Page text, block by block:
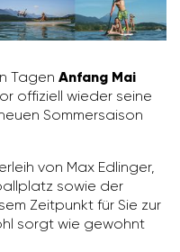
Tagen Anfang Mai
offi­ziell wieder seine
Sommer­saison
von Max Edlinger,
sowie der
Zeit­punkt für Sie zur
sorgt wie gewohnt